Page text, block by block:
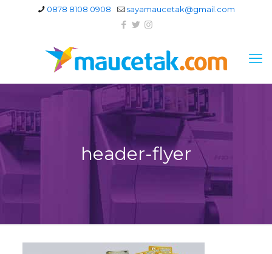
0878 8108 0908 sayamaucetak@gmail.com
header-flyer